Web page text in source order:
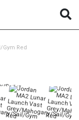
Gym Red